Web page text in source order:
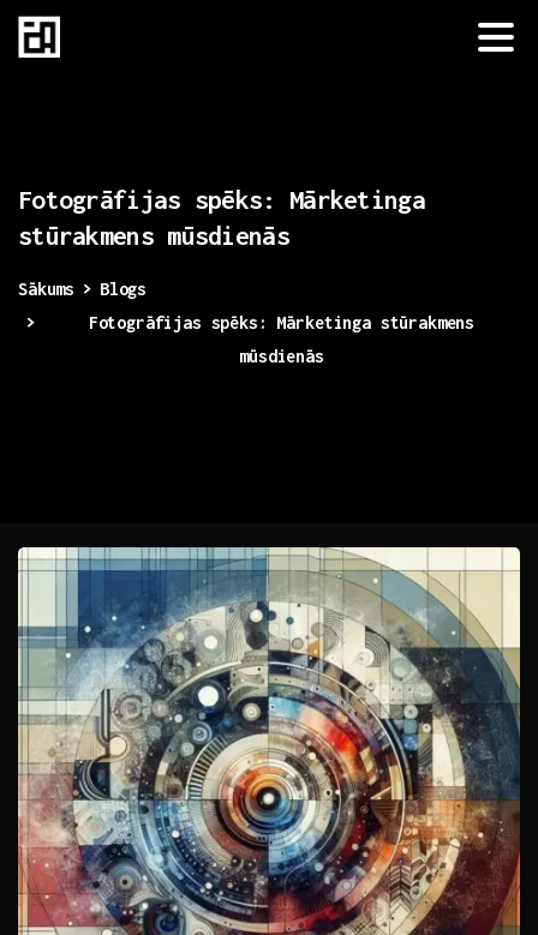
Fotogrāfijas spēks:
Mārketinga
stūrakmens mūsdienās
Sākums
Blogs
Fotogrāfijas spēks: Mārketinga stūrakmens
mūsdienās